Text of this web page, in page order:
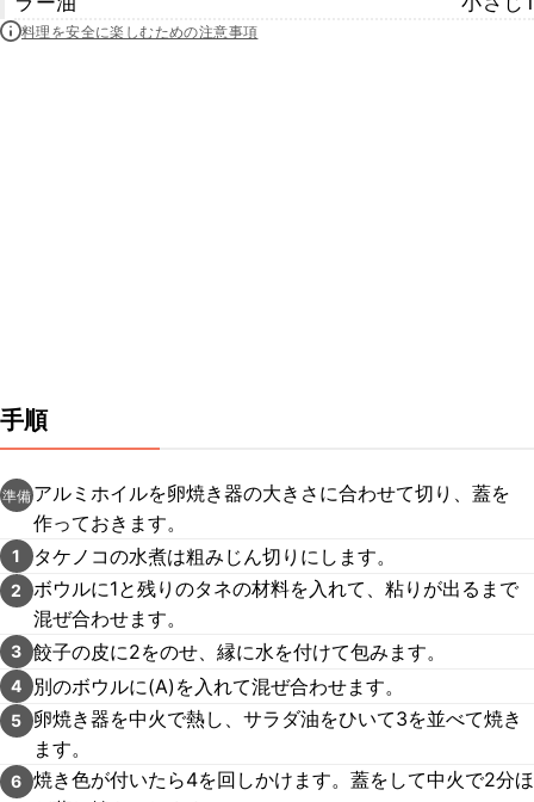
料理を安全に楽しむための注意事項
手順
準備 アルミホイルを卵焼き器の大きさに合わせて切り、蓋を
作っておきます。
1 タケノコの水煮は粗みじん切りにします。
2
ボウルに1と残りのタネの材料を入れて、粘りが出るまで
混ぜ合わせます。
3 餃子の皮に2をのせ、縁に水を付けて包みます。
4 別のボウルに(A)を入れて混ぜ合わせます。
5
卵焼き器を中火で熱し、サラダ油をひいて3を並べて焼き
ます。
6 焼き色が付いたら4を回しかけます。蓋をして中火で2分ほ